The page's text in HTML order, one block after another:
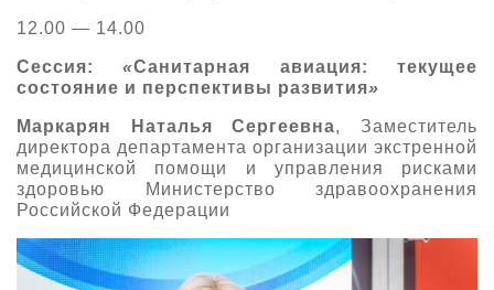
Контакты
Заочное участие
Прилет на выставку
Правила доступа и пребывания Крокус Экспо
Условия инфопартнёрства
Положение об аккредитации
Публикации о выставке
Пресс-релизы
Архив
12.00 — 14.00
Сессия:«Санитарная авиация: текущее
состояние и перспективы развития»
Маркарян Наталья Сергеевна, Заместитель
директора департамента организации экстренной
медицинской помощи и управления рисками
здоровью Министерство здравоохранения
Российской Федерации